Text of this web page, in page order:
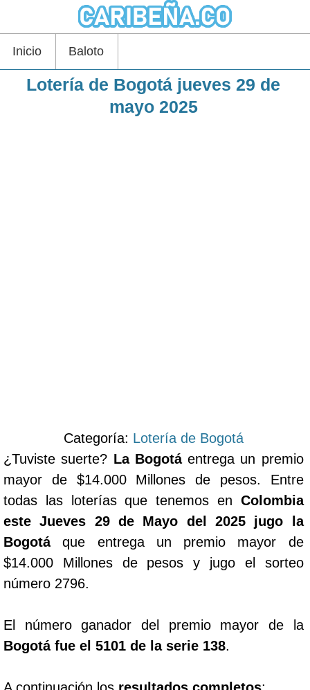
Inicio Baloto
Lotería de Bogotá jueves 29 de
mayo 2025
Categoría: Lotería de Bogotá
¿Tuviste suerte? La Bogotáentrega un premio
mayor de $14.000 Millones de pesos. Entre
todas las loterías que tenemos en Colombia
este Jueves 29 de Mayo del 2025 jugo la
Bogotáque entrega un premio mayor de
$14.000 Millones de pesos y jugo el sorteo
número 2796.
El número ganador del premio mayor de la
Bogotá fue el 5101 de la serie 138.